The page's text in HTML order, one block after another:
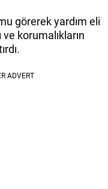
görerek yardım eli
korumalıkların